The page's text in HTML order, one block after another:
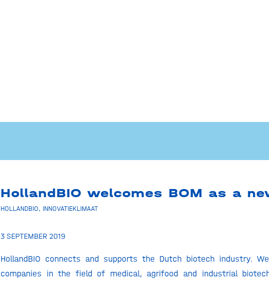
HollandBIO welcomes BOM as a
HOLLANDBIO, INNOVATIEKLIMAAT
3 SEPTEMBER 2019
HollandBIO connects and supports the Dutch biotech industry.
companies in the field of medical, agrifood and industrial